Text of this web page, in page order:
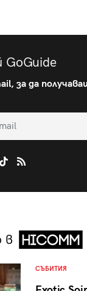
GoGuide
за да
в
СЪБИТИЯ